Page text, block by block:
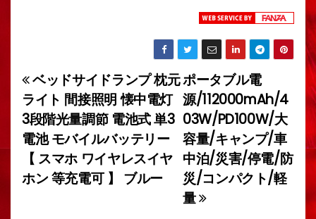
投
稿
ナ
ビ
ポータブル電
源/112000mAh/4
03W/PD100W/大
容量/キャンプ/車
中泊/災害/停電/防
災/コンパクト/軽
量
ベッドサイドランプ 枕元
ライト 間接照明 懐中電灯
3段階光量調節 電池式 単3
電池 モバイルバッテリー
【 スマホ ワイヤレスイヤ
ホン 等充電可 】 ブルー